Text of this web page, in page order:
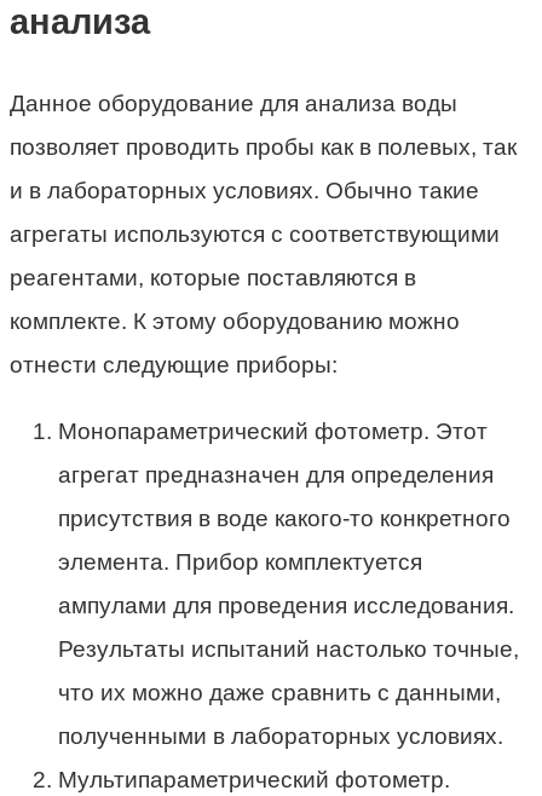
анализа
Данное оборудование для анализа воды
позволяет проводить пробы как в полевых, так
и в лабораторных условиях. Обычно такие
агрегаты используются с соответствующими
реагентами, которые поставляются в
комплекте. К этому оборудованию можно
отнести следующие приборы:
Монопараметрический фотометр. Этот
агрегат предназначен для определения
присутствия в воде какого-то конкретного
элемента. Прибор комплектуется
ампулами для проведения исследования.
Результаты испытаний настолько точные,
что их можно даже сравнить с данными,
полученными в лабораторных условиях.
Мультипараметрический фотометр.